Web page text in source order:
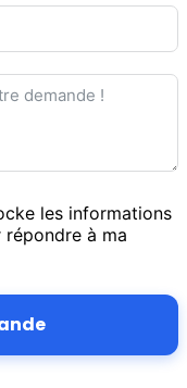
les informations
répondre à ma